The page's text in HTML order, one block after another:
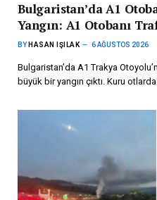
Bulgaristan’da A1
Yangın: A1 Otobanı
BY HASAN IŞILAK 6 AĞUSTOS 2026
Bulgaristan’da A1 Trakya
büyük bir yangın çıktı. Kuru